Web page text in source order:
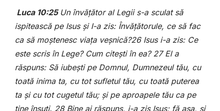
Luca 10:25 Un învăţător al Legii s-a sculat să
ispitească pe Isus şi I-a zis: Învăţătorule, ce să fac
ca să moştenesc viaţa veşnică?26 Isus i-a zis: Ce
este scris în Lege? Cum citeşti în ea? 27 El a
răspuns: Să iubeşti pe Domnul, Dumnezeul tău, cu
toată inima ta, cu tot sufletul tău, cu toată puterea
ta şi cu tot cugetul tău; şi pe aproapele tău ca pe
tine însuţi. 28 Bine ai răspuns, i-a zis Isus; fă aşa, şi